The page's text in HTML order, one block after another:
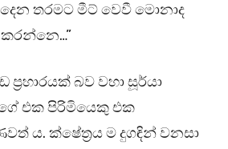
තරමට මීට් වෙවී මොනාද
බව වහා සූර්යා
එක පිරිමියෙකු එක
ය. ක්ෂේත්‍රය ම දුගඳින් වනසා